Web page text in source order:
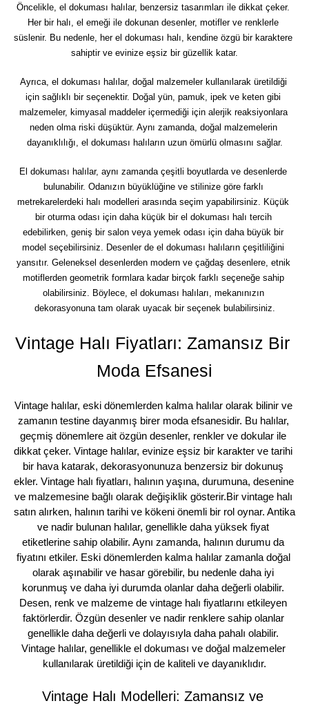
Öncelikle, el dokuması halılar, benzersiz tasarımları ile dikkat çeker.
Her bir halı, el emeği ile dokunan desenler, motifler ve renklerle
süslenir. Bu nedenle, her el dokuması halı, kendine özgü bir karaktere
sahiptir ve evinize eşsiz bir güzellik katar.
Ayrıca, el dokuması halılar, doğal malzemeler kullanılarak üretildiği
için sağlıklı bir seçenektir. Doğal yün, pamuk, ipek ve keten gibi
malzemeler, kimyasal maddeler içermediği için alerjik reaksiyonlara
neden olma riski düşüktür. Aynı zamanda, doğal malzemelerin
dayanıklılığı, el dokuması halıların uzun ömürlü olmasını sağlar.
El dokuması halılar, aynı zamanda çeşitli boyutlarda ve desenlerde
bulunabilir. Odanızın büyüklüğine ve stilinize göre farklı
metrekarelerdeki halı modelleri arasında seçim yapabilirsiniz. Küçük
bir oturma odası için daha küçük bir el dokuması halı tercih
edebilirken, geniş bir salon veya yemek odası için daha büyük bir
model seçebilirsiniz. Desenler de el dokuması halıların çeşitliliğini
yansıtır. Geleneksel desenlerden modern ve çağdaş desenlere, etnik
motiflerden geometrik formlara kadar birçok farklı seçeneğe sahip
olabilirsiniz. Böylece, el dokuması halıları, mekanınızın
dekorasyonuna tam olarak uyacak bir seçenek bulabilirsiniz.
Vintage Halı Fiyatları: Zamansız Bir
Moda Efsanesi
Vintage halılar, eski dönemlerden kalma halılar olarak bilinir ve
zamanın testine dayanmış birer moda efsanesidir. Bu halılar,
geçmiş dönemlere ait özgün desenler, renkler ve dokular ile
dikkat çeker. Vintage halılar, evinize eşsiz bir karakter ve tarihi
bir hava katarak, dekorasyonunuza benzersiz bir dokunuş
ekler. Vintage halı fiyatları, halının yaşına, durumuna, desenine
ve malzemesine bağlı olarak değişiklik gösterir.Bir vintage halı
satın alırken, halının tarihi ve kökeni önemli bir rol oynar. Antika
ve nadir bulunan halılar, genellikle daha yüksek fiyat
etiketlerine sahip olabilir. Aynı zamanda, halının durumu da
fiyatını etkiler. Eski dönemlerden kalma halılar zamanla doğal
olarak aşınabilir ve hasar görebilir, bu nedenle daha iyi
korunmuş ve daha iyi durumda olanlar daha değerli olabilir.
Desen, renk ve malzeme de vintage halı fiyatlarını etkileyen
faktörlerdir. Özgün desenler ve nadir renklere sahip olanlar
genellikle daha değerli ve dolayısıyla daha pahalı olabilir.
Vintage halılar, genellikle el dokuması ve doğal malzemeler
kullanılarak üretildiği için de kaliteli ve dayanıklıdır.
Vintage Halı Modelleri: Zamansız ve